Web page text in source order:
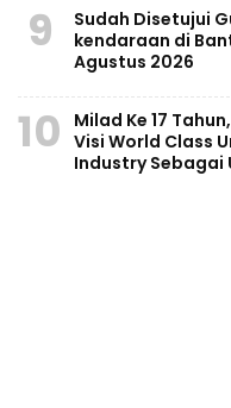
9
Sudah Disetujui
kendaraan di
Agustus 2026
10
Milad Ke 17
Visi World Class
Industry Sebagai